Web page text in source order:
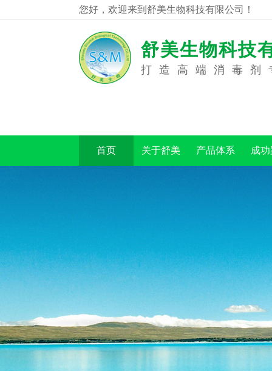
您好，欢迎来到舒美生物科技有限公司！
舒美生物科技
打造高端消毒剂
首页 关于舒美 产品体系 成